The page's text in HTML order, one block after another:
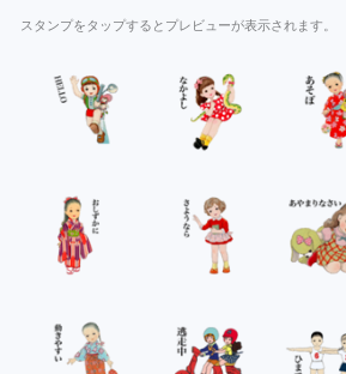
スタンプをタップするとプレビューが表示されます。